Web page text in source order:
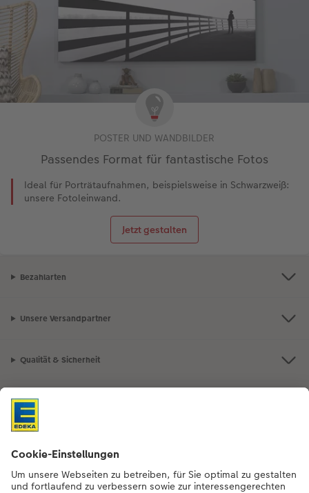
POSTER UND WANDBILDER
Passendes Format für fantastische Fotos
Ideal für Porträtaufnahmen, beispielsweise in Schwarzweiß:
unsere Fotoleinwand.
Jetzt gestalten
Bezahlarten
Unsere Versandpartner
Qualität & Sicherheit
Nachhaltigkeit bei CEWE
Informationen